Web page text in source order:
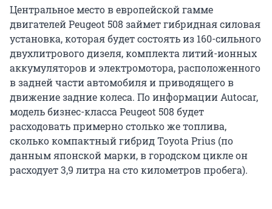
Центральное место в европейской гамме
двигателей Peugeot 508 займет гибридная силовая
установка, которая будет состоять из 160-сильного
двухлитрового дизеля, комплекта литий-ионных
аккумуляторов и электромотора, расположенного
в задней части автомобиля и приводящего в
движение задние колеса. По информации Autocar,
модель бизнес-класса Peugeot 508 будет
расходовать примерно столько же топлива,
сколько компактный гибрид Toyota Prius (по
данным японской марки, в городском цикле он
расходует 3,9 литра на сто километров пробега).